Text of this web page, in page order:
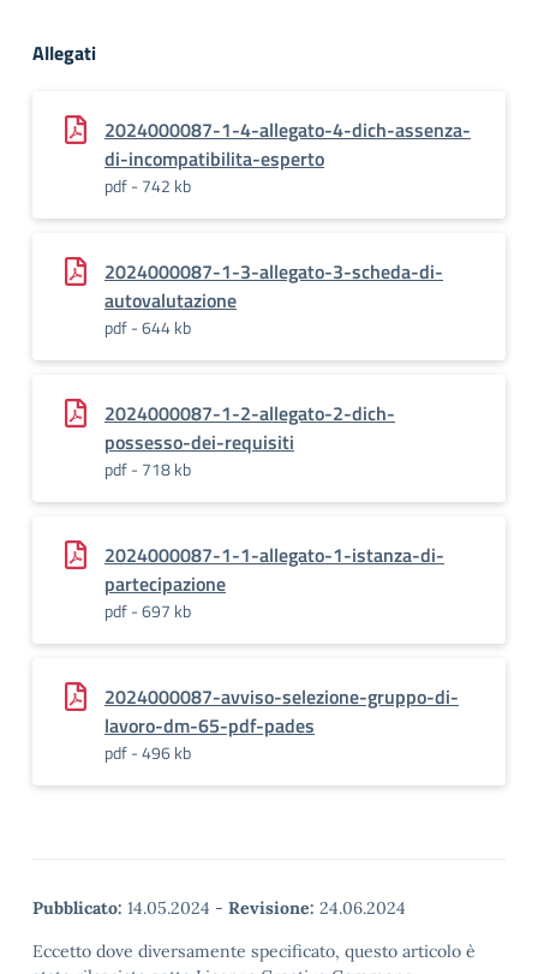
Allegati
2024000087-1-4-allegato-4-dich-assenza-
di-incompatibilita-esperto
pdf - 742 kb
2024000087-1-3-allegato-3-scheda-di-
autovalutazione
pdf - 644 kb
2024000087-1-2-allegato-2-dich-
possesso-dei-requisiti
pdf - 718 kb
2024000087-1-1-allegato-1-istanza-di-
partecipazione
pdf - 697 kb
2024000087-avviso-selezione-gruppo-di-
lavoro-dm-65-pdf-pades
pdf - 496 kb
Pubblicato: 14.05.2024 - Revisione: 24.06.2024
Eccetto dove diversamente specificato, questo articolo è